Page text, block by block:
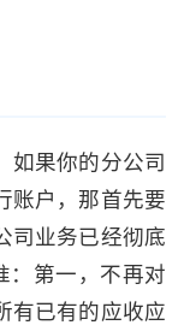
如果你的分公司
账户，那首先要
司业务已经彻底
：第一，不再对
有已有的应收应